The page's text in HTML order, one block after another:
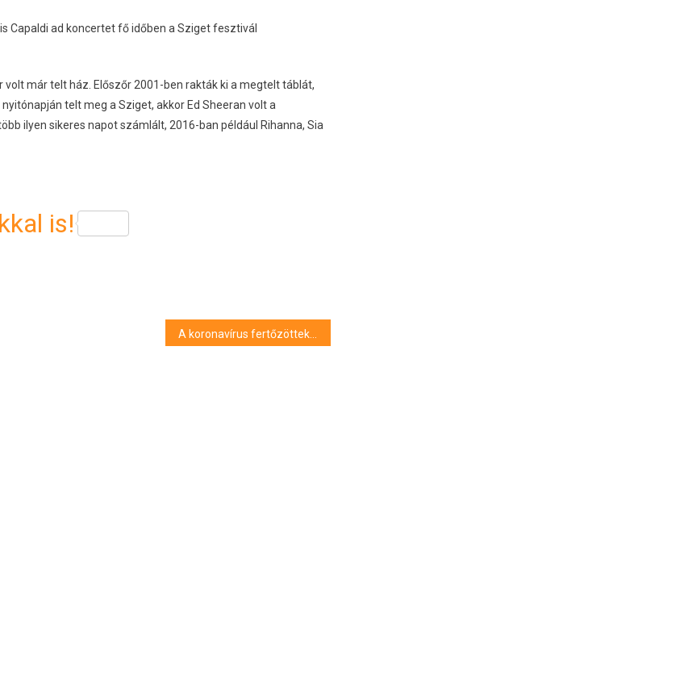
Capaldi ad koncertet fő időben a Sziget fesztivál
már telt ház. Előszőr 2001-ben rakták ki a megtelt táblát,
telt meg a Sziget, akkor Ed Sheeran volt a
ilyen sikeres napot számlált, 2016-ban például Rihanna, Sia
is!
A koronavírus fertőzöttek száma elérte az 587 milliót